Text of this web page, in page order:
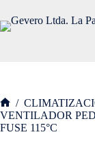
contenido
Inicio
/
VENTILADOR
FUSE 115°C